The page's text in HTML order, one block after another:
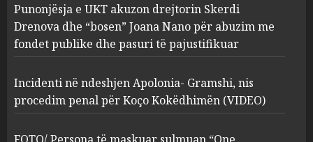
2
Apolonia- Gramshi, nis
procedim penal për Koço
Kokëdhimën (VIDEO)
MARCH 27, 2025
FOTO/ Persona të maskuar
sulmuan “One Albania”,
ngjarja u fsheh. A u vodhën
Punonjësja e UKT akuzon drejtorin Skerdi
Drenova dhe “bosen” Joana Nano për abuzim me
fondet publike dhe pasuri të pajustifikuar
Incidenti në ndeshjen Apolonia- Gramshi, nis
procedim penal për Koço Kokëdhimën (VIDEO)
FOTO/ Persona të maskuar sulmuan “One